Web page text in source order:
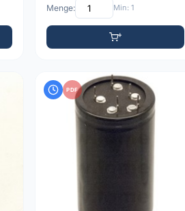
Menge: Min: 1
PDF